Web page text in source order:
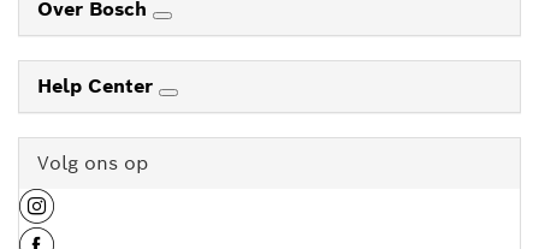
Over Bosch
Help Center
Volg ons op